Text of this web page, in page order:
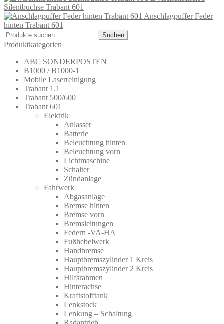
Silentbuchse Trabant 601
Anschlagpuffer Feder
hinten Trabant 601
Suchen
nach:
Suchen
Produktkategorien
ABC SONDERPOSTEN
B1000 / B1000-1
Mobile Laserreinigung
Trabant 1.1
Trabant 500/600
Trabant 601
Elektrik
Anlasser
Batterie
Beleuchtung hinten
Beleuchtung vorn
Lichtmaschine
Schalter
Zündanlage
Fahrwerk
Abgasanlage
Bremse hinten
Bremse vorn
Bremsleitungen
Federn -VA-HA
Fußhebelwerk
Handbremse
Hauptbremszylinder 1 Kreis
Hauptbremszylinder 2 Kreis
Hilfsrahmen
Hinterachse
Kraftstofftank
Lenkstock
Lenkung – Schaltung